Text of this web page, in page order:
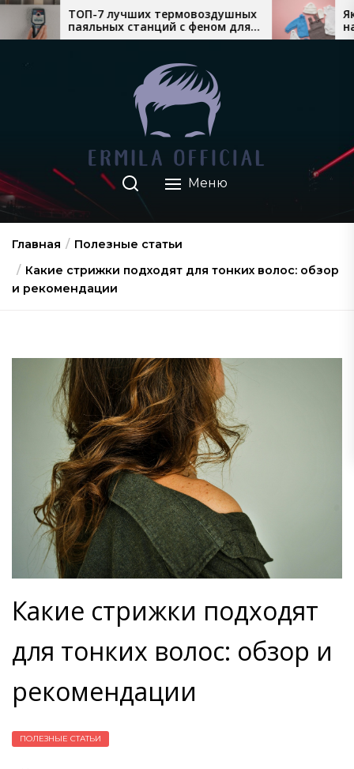
Перейтитермовоздушных
станций с феном для
монтажа
Який теплий дитячий
найкраще
взимку
Меню
Главная
Полезные статьи
Какие стрижки подходят для тонких волос: обзор
и рекомендации
Какие стрижки подходят
для тонких волос: обзор и
рекомендации
ПОЛЕЗНЫЕ СТАТЬИ